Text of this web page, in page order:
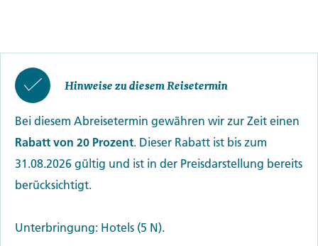
Hinweise zu diesem Reisetermin
Bei diesem Abreisetermin gewähren wir zur Zeit einen
Rabatt von 20 Prozent. Dieser Rabatt ist bis zum
31.08.2026 gültig und ist in der Preisdarstellung bereits
berücksichtigt.
Unterbringung: Hotels (5 N).